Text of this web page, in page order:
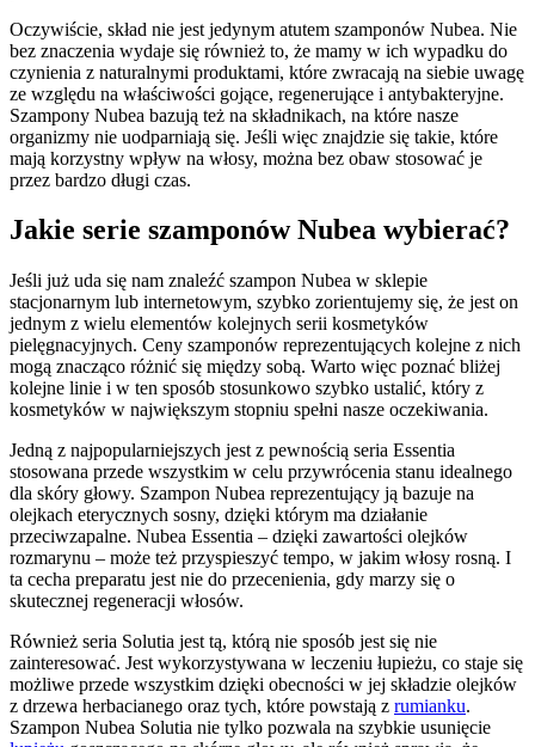
Oczywiście, skład nie jest jedynym atutem szamponów Nubea. Nie
bez znaczenia wydaje się również to, że mamy w ich wypadku do
czynienia z naturalnymi produktami, które zwracają na siebie uwagę
ze względu na właściwości gojące, regenerujące i antybakteryjne.
Szampony Nubea bazują też na składnikach, na które nasze
organizmy nie uodparniają się. Jeśli więc znajdzie się takie, które
mają korzystny wpływ na włosy, można bez obaw stosować je
przez bardzo długi czas.
Jakie serie szamponów Nubea wybierać?
Jeśli już uda się nam znaleźć szampon Nubea w sklepie
stacjonarnym lub internetowym, szybko zorientujemy się, że jest on
jednym z wielu elementów kolejnych serii kosmetyków
pielęgnacyjnych. Ceny szamponów reprezentujących kolejne z nich
mogą znacząco różnić się między sobą. Warto więc poznać bliżej
kolejne linie i w ten sposób stosunkowo szybko ustalić, który z
kosmetyków w największym stopniu spełni nasze oczekiwania.
Jedną z najpopularniejszych jest z pewnością seria Essentia
stosowana przede wszystkim w celu przywrócenia stanu idealnego
dla skóry głowy. Szampon Nubea reprezentujący ją bazuje na
olejkach eterycznych sosny, dzięki którym ma działanie
przeciwzapalne. Nubea Essentia – dzięki zawartości olejków
rozmarynu – może też przyspieszyć tempo, w jakim włosy rosną. I
ta cecha preparatu jest nie do przecenienia, gdy marzy się o
skutecznej regeneracji włosów.
Również seria Solutia jest tą, którą nie sposób jest się nie
zainteresować. Jest wykorzystywana w leczeniu łupieżu, co staje się
możliwe przede wszystkim dzięki obecności w jej składzie olejków
z drzewa herbacianego oraz tych, które powstają z rumianku.
Szampon Nubea Solutia nie tylko pozwala na szybkie usunięcie